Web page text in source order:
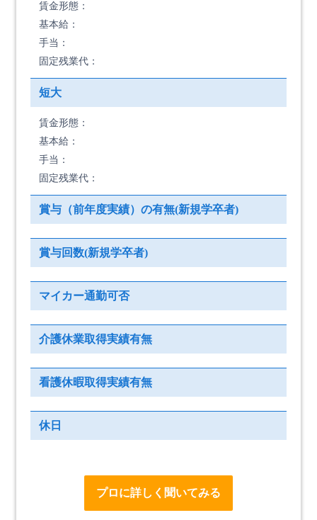
賃金形態：
基本給：
手当：
固定残業代：
短大
賃金形態：
基本給：
手当：
固定残業代：
賞与（前年度実績）の有無(新規学卒者)
賞与回数(新規学卒者)
マイカー通勤可否
介護休業取得実績有無
看護休暇取得実績有無
休日
プロに詳しく聞いてみる